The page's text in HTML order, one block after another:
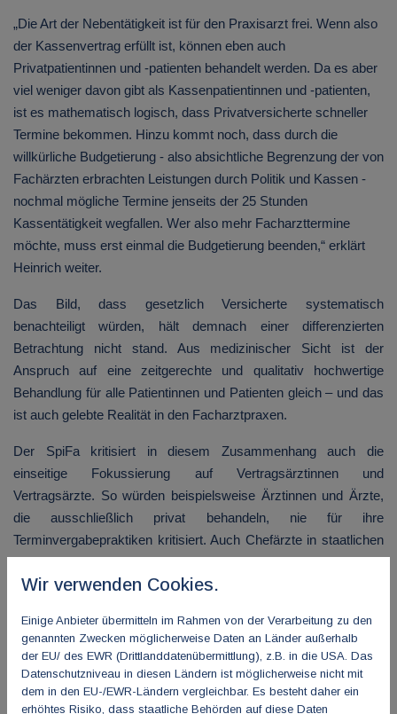
„Die Art der Nebentätigkeit ist für den Praxisarzt frei. Wenn also
der Kassenvertrag erfüllt ist, können eben auch
Privatpatientinnen und -patienten behandelt werden. Da es aber
viel weniger davon gibt als Kassenpatientinnen und -patienten,
ist es mathematisch logisch, dass Privatversicherte schneller
Termine bekommen. Hinzu kommt noch, dass durch die
willkürliche Budgetierung - also absichtliche Begrenzung der von
Fachärzten erbrachten Leistungen durch Politik und Kassen -
nochmal mögliche Termine jenseits der 25 Stunden
Kassentätigkeit wegfallen. Wer also mehr Facharzttermine
möchte, muss erst einmal die Budgetierung beenden,“ erklärt
Heinrich weiter.
Das Bild, dass gesetzlich Versicherte systematisch
benachteiligt würden, hält demnach einer differenzierten
Betrachtung nicht stand. Aus medizinischer Sicht ist der
Anspruch auf eine zeitgerechte und qualitativ hochwertige
Behandlung für alle Patientinnen und Patienten gleich – und das
ist auch gelebte Realität in den Facharztpraxen.
Der SpiFa kritisiert in diesem Zusammenhang auch die
einseitige Fokussierung auf Vertragsärztinnen und
Vertragsärzte. So würden beispielsweise Ärztinnen und Ärzte,
die ausschließlich privat behandeln, nie für ihre
Terminvergabepraktiken kritisiert. Auch Chefärzte in staatlichen
(!) Kliniken böten Privat- oder Chefarzttermine an – ohne dass
dies gesellschaftlich oder politisch hinterfragt würde. Die
Ärzteschaft verkürzt, der bereitwillig gesetzlich Versicherte in
vollem Auftragsumfang behandle und verzerre das Bild der
Versorgungsrealität.
„Die Vorwürfe werden reflexartig und fast ausschließlich gegen
Wir verwenden Cookies.
Einige Anbieter übermitteln im Rahmen von der Verarbeitung zu den
genannten Zwecken möglicherweise Daten an Länder außerhalb
der EU/ des EWR (Drittlanddatenübermittlung), z.B. in die USA. Das
Datenschutzniveau in diesen Ländern ist möglicherweise nicht mit
dem in den EU-/EWR-Ländern vergleichbar. Es besteht daher ein
erhöhtes Risiko, dass staatliche Behörden auf diese Daten